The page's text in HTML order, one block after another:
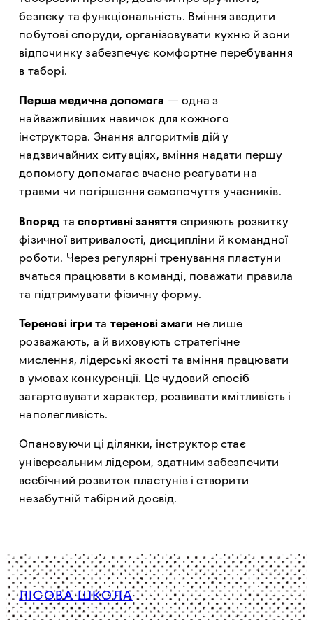
безпеку та функціональність. Вміння зводити
побутові споруди, організовувати кухню й зони
відпочинку забезпечує комфортне перебування
в таборі.
Перша медична допомога — одна з
найважливіших навичок для кожного
інструктора. Знання алгоритмів дій у
надзвичайних ситуаціях, вміння надати першу
допомогу допомагає вчасно реагувати на
травми чи погіршення самопочуття учасників.
Впоряд таспортивні заняття сприяють розвитку
фізичної витривалості, дисципліни й командної
роботи. Через регулярні тренування пластуни
вчаться працювати в команді, поважати правила
та підтримувати фізичну форму.
Теренові ігри та теренові змаги не лише
розважають, а й виховують стратегічне
мислення, лідерські якості та вміння працювати
в умовах конкуренції. Це чудовий спосіб
загартовувати характер, розвивати кмітливість і
наполегливість.
Опановуючи ці ділянки, інструктор стає
універсальним лідером, здатним забезпечити
всебічний розвиток пластунів і створити
незабутній табірний досвід.
ЛІСОВА ШКОЛА